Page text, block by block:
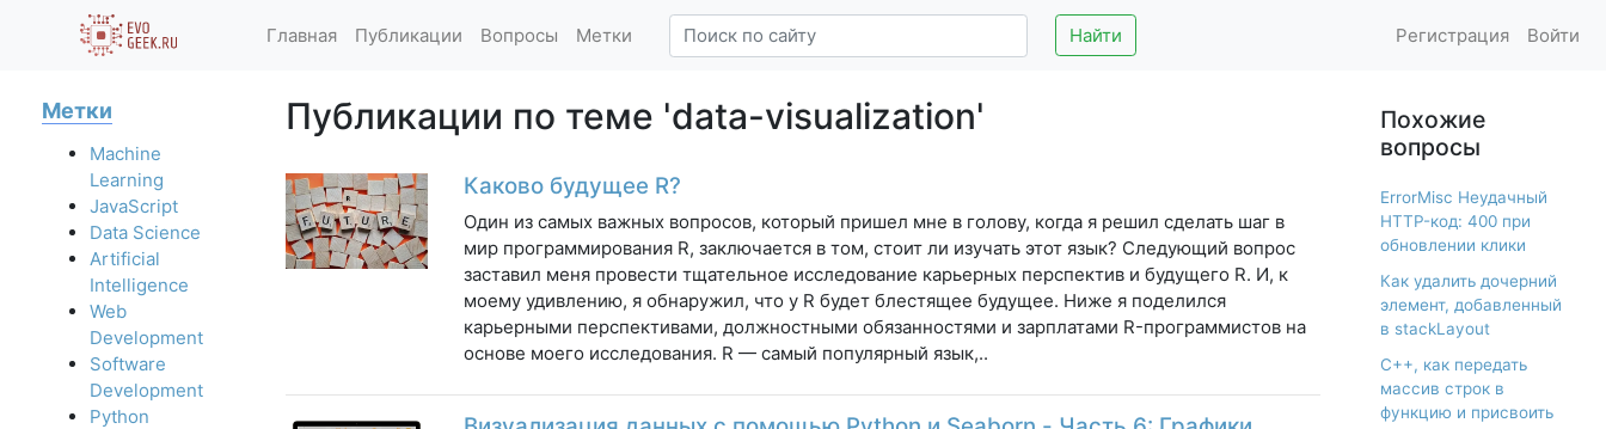
Главная Публикации Вопросы Метки Найти Регистрация Войти
Метки
Machine
Learning
JavaScript
Data Science
Artificial
Intelligence
Web
Development
Software
Development
Python
Публикации по теме 'data-visualization'
Каково будущее R?
Один из самых важных вопросов, который пришел мне в голову, когда я решил сделать шаг в
мир программирования R, заключается в том, стоит ли изучать этот язык? Следующий вопрос
заставил меня провести тщательное исследование карьерных перспектив и будущего R. И, к
моему удивлению, я обнаружил, что у R будет блестящее будущее. Ниже я поделился
карьерными перспективами, должностными обязанностями и зарплатами R-программистов на
основе моего исследования. R — самый популярный язык,..
Похожие
вопросы
ErrorMisc Неудачный
HTTP-код: 400 при
обновлении клики
Как удалить дочерний
элемент, добавленный
в stackLayout
С++, как передать
массив строк в
функцию и присвоить